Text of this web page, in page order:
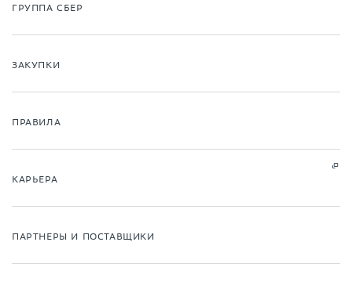
ГРУППА СБЕР
ЗАКУПКИ
ПРАВИЛА
КАРЬЕРА
ПАРТНЕРЫ И ПОСТАВЩИКИ